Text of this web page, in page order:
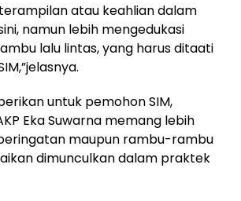
atau keahlian dalam
namun lebih mengedukasi
lalu lintas, yang harus ditaati
untuk pemohon SIM,
Eka Suwarna memang lebih
maupun rambu-rambu
dimunculkan dalam praktek